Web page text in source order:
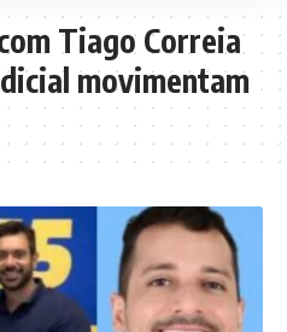
Tiago Correia
movimentam